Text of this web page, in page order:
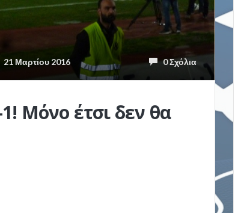
21 Μαρτίου 2016 0 Σχόλια
Μόνο έτσι δεν θα